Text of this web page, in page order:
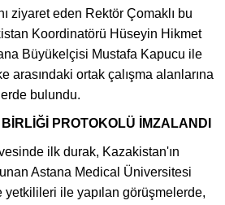
ziyaret eden Rektör Çomaklı bu
Koordinatörü Hüseyin Hikmet
Büyükelçisi Mustafa Kapucu ile
arasındaki ortak çalışma alanlarına
bulundu.
PROTOKOLÜ İMZALANDI
ilk durak, Kazakistan'ın
Astana Medical Üniversitesi
ile yapılan görüşmelerde,